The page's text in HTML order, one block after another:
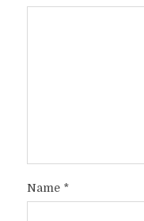
Name *